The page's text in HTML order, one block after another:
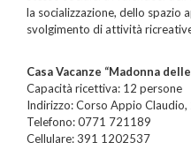
la socializzazione, dello spazio
svolgimento di attività
Casa Vacanze “Madonna
Capacità ricettiva: 12 persone
Indirizzo: Corso Appio
Telefono: 0771 721189
Cellulare: 391 1202537